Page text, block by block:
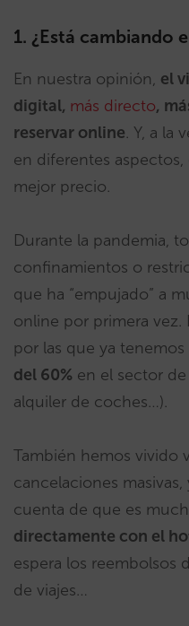
1. ¿Está cambiando
En nuestra opinión, el
digital, más directo,
reservar online. Y, a la
en diferentes
mejor precio.
Durante la pandemia,
confinamientos o
que ha “empujado” a
online por primera vez.
por las que ya tenemos
del 60% en el sector
alquiler de coches…).
También hemos vivido
cancelaciones
cuenta de que es
directamente con el
espera los reembolsos
de viajes…